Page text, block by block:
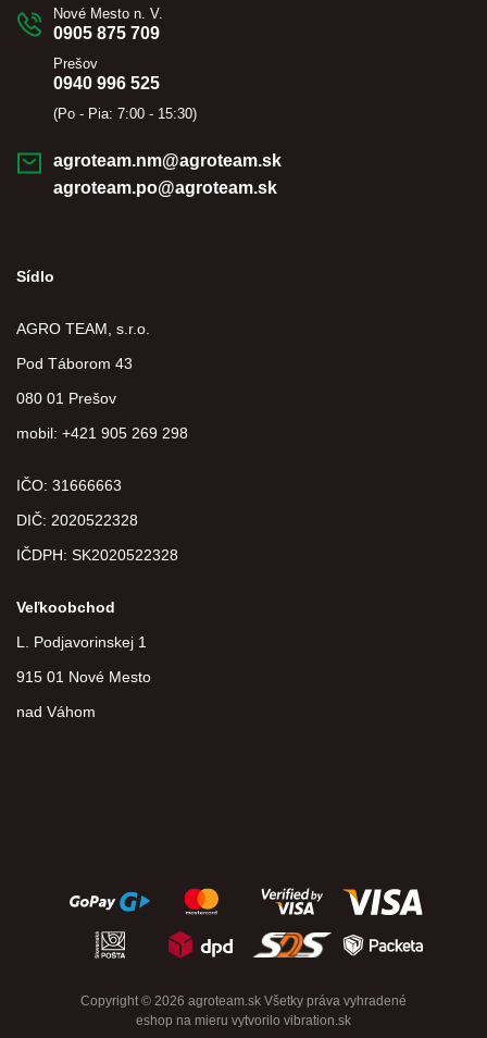
Nové Mesto n. V.
0905 875 709
Prešov
0940 996 525
(Po - Pia: 7:00 - 15:30)
agroteam.nm@agroteam.sk
agroteam.po@agroteam.sk
Sídlo
AGRO TEAM, s.r.o.
Pod Táborom 43
080 01 Prešov
mobil: +421 905 269 298
IČO: 31666663
DIČ: 2020522328
IČDPH: SK2020522328
Veľkoobchod
L. Podjavorinskej 1
915 01 Nové Mesto
nad Váhom
Copyright © 2026 agroteam.sk Všetky práva vyhradené
eshop na mieru vytvorilo vibration.sk